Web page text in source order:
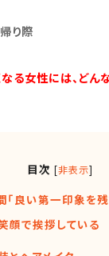
り際
る女性には、どん
目次 [非表示]
「良い第一印象を残
顔で挨拶している